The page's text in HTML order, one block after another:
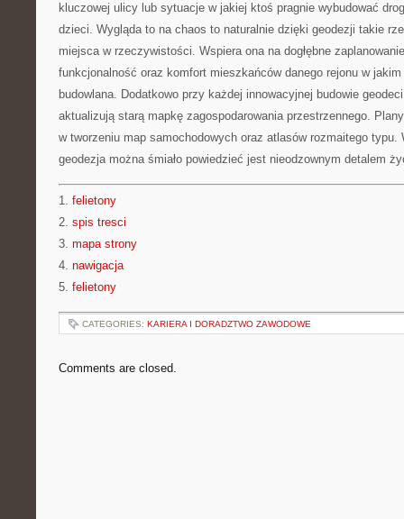
kluczowej ulicy lub sytuacje w jakiej ktoś pragnie wybudować
dzieci. Wygląda to na chaos to naturalnie dzięki geodezji takie
miejsca w rzeczywistości. Wspiera ona na dogłębne
funkcjonalność oraz komfort mieszkańców danego rejonu w
budowlana. Dodatkowo przy każdej innowacyjnej budowie
aktualizują starą mapkę zagospodarowania przestrzennego.
w tworzeniu map samochodowych oraz atlasów rozmaitego
geodezja można śmiało powiedzieć jest nieodzownym detalem
1. felietony
2. spis tresci
3. mapa strony
4. nawigacja
5. felietony
CATEGORIES: KARIERA I DORADZTWO ZAWODOWE
Comments are closed.